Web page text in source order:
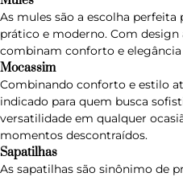
As mules são a escolha perfeita
prático e moderno. Com design
combinam conforto e
Mocassim
Combinando conforto e estilo
indicado para quem busca
versatilidade em qualquer
momentos descontraídos.
Sapatilhas
As sapatilhas são sinônimo de